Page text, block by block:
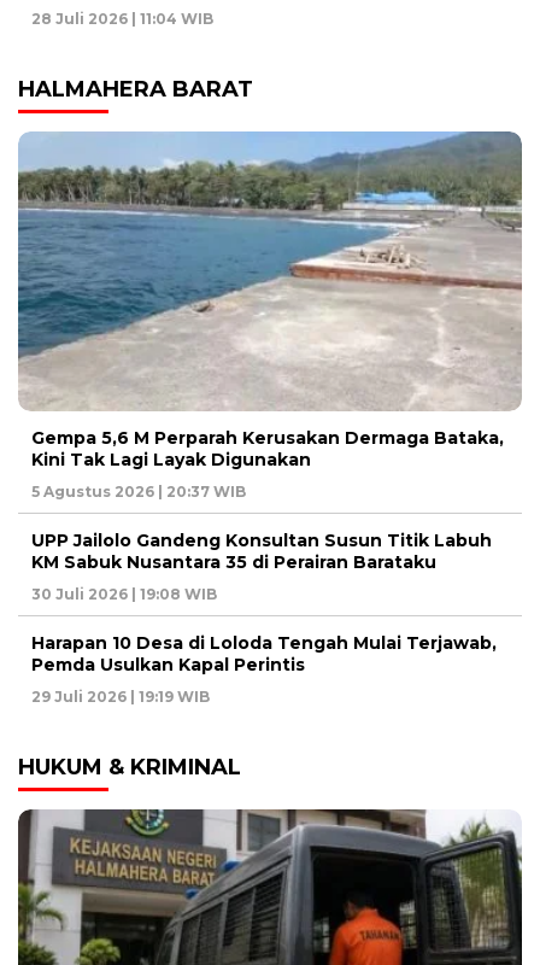
28 Juli 2026 | 11:04 WIB
HALMAHERA BARAT
Gempa 5,6 M Perparah Kerusakan Dermaga Bataka,
Kini Tak Lagi Layak Digunakan
5 Agustus 2026 | 20:37 WIB
UPP Jailolo Gandeng Konsultan Susun Titik Labuh
KM Sabuk Nusantara 35 di Perairan Barataku
30 Juli 2026 | 19:08 WIB
Harapan 10 Desa di Loloda Tengah Mulai Terjawab,
Pemda Usulkan Kapal Perintis
29 Juli 2026 | 19:19 WIB
HUKUM & KRIMINAL